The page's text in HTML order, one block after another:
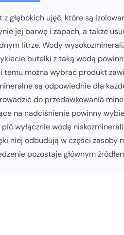
głębokich ujęć, które są
jej barwę i zapach, a także
litrze. Wody
butelki z taką wodą
temu można wybrać produkt
są odpowiednie dla
do przedawkowania
na nadciśnienie powinny
wyłącznie wodę
niej odbudują w części zasoby
pozostaje głównym